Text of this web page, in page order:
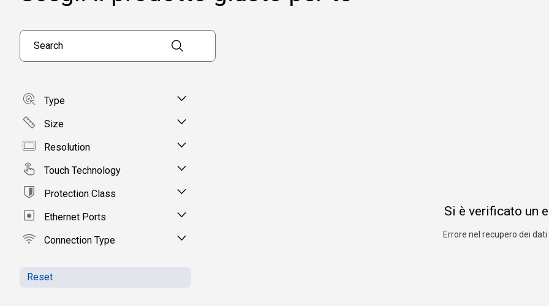
Search products
Type
Size
Resolution
Touch Technology
Protection Class
Ethernet Ports
Connection Type
Reset
Si è verificato un
Errore nel recupero dei